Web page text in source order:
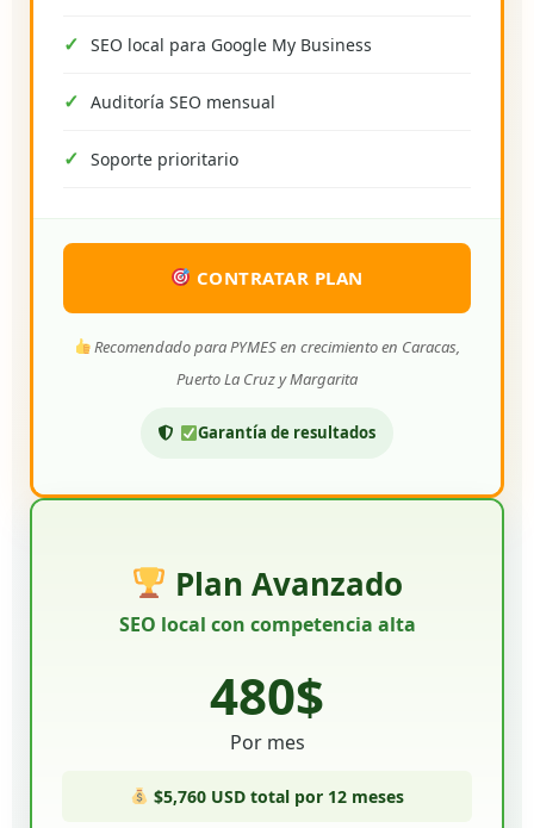
SEO local para Google My Business
Auditoría SEO mensual
Soporte prioritario
CONTRATAR PLAN
Recomendado para PYMES en crecimiento en Caracas,
Puerto La Cruz y Margarita
Garantía de resultados
Plan Avanzado
SEO local con competencia alta
480$
Por mes
$5,760 USD total por 12 meses